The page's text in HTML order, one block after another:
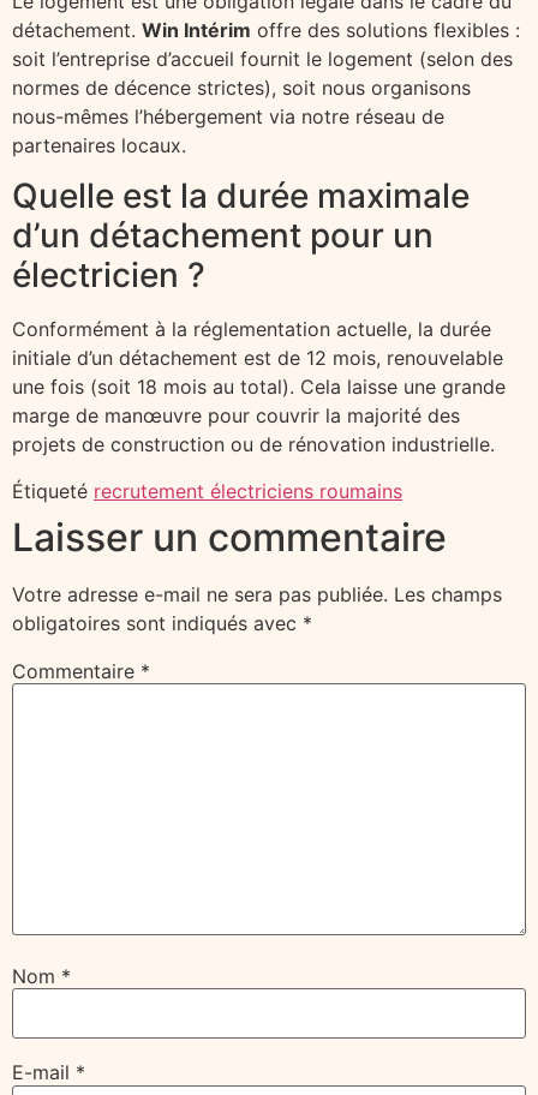
détachement. Win Intérim offre des solutions flexibles :
soit l’entreprise d’accueil fournit le logement (selon des
normes de décence strictes), soit nous organisons
nous-mêmes l’hébergement via notre réseau de
partenaires locaux.
Quelle est la durée maximale
d’un détachement pour un
électricien ?
Conformément à la réglementation actuelle, la durée
initiale d’un détachement est de 12 mois, renouvelable
une fois (soit 18 mois au total). Cela laisse une grande
marge de manœuvre pour couvrir la majorité des
projets de construction ou de rénovation industrielle.
Étiqueté recrutement électriciens roumains
Laisser un commentaire
Votre adresse e-mail ne sera pas publiée. Les champs
obligatoires sont indiqués avec *
Commentaire *
Nom *
E-mail *